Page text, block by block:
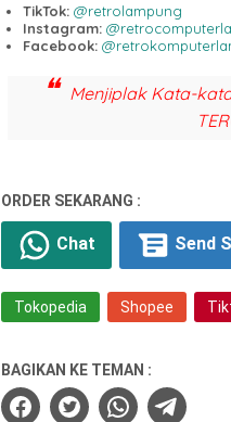
TikTok: @retrolampung
Instagram:
Facebook:
Menjiplak Kata-
ORDER SEKARANG :
Chat Send
Tokopedia Shopee
BAGIKAN KE TEMAN :